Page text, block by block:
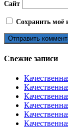
Сайт
Сохранить моё
Свежие записи